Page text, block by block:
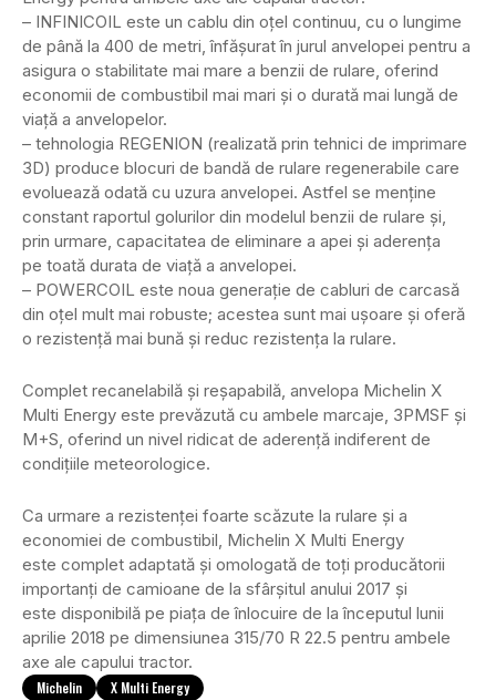
– INFINICOIL este un cablu din oțel continuu, cu o lungime
de până la 400 de metri, înfășurat în jurul anvelopei pentru a
asigura o stabilitate mai mare a benzii de rulare, oferind
economii de combustibil mai mari și o durată mai lungă de
viață a anvelopelor.
– tehnologia REGENION (realizată prin tehnici de imprimare
3D) produce blocuri de bandă de rulare regenerabile care
evoluează odată cu uzura anvelopei. Astfel se menține
constant raportul golurilor din modelul benzii de rulare și,
prin urmare, capacitatea de eliminare a apei și aderența
pe toată durata de viață a anvelopei.
– POWERCOIL este noua generație de cabluri de carcasă
din oțel mult mai robuste; acestea sunt mai ușoare și oferă
o rezistență mai bună și reduc rezistența la rulare.
Complet recanelabilă și reșapabilă, anvelopa Michelin X
Multi Energy este prevăzută cu ambele marcaje, 3PMSF și
M+S, oferind un nivel ridicat de aderență indiferent de
condițiile meteorologice.
Ca urmare a rezistenței foarte scăzute la rulare și a
economiei de combustibil, Michelin X Multi Energy
este complet adaptată și omologată de toți producătorii
importanți de camioane de la sfârșitul anului 2017 și
este disponibilă pe piața de înlocuire de la începutul lunii
aprilie 2018 pe dimensiunea 315/70 R 22.5 pentru ambele
axe ale capului tractor.
Michelin X Multi Energy